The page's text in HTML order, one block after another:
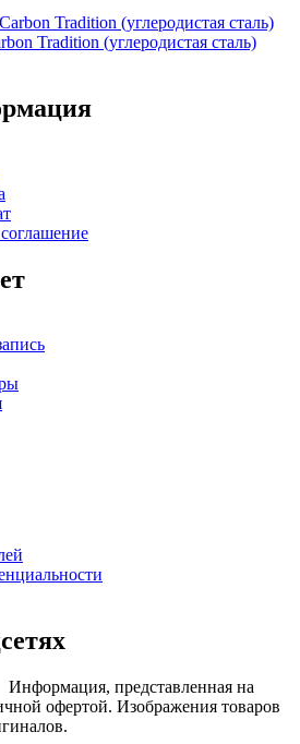
Tradition (углеродистая сталь)
представленная на
офертой. Изображения товаров